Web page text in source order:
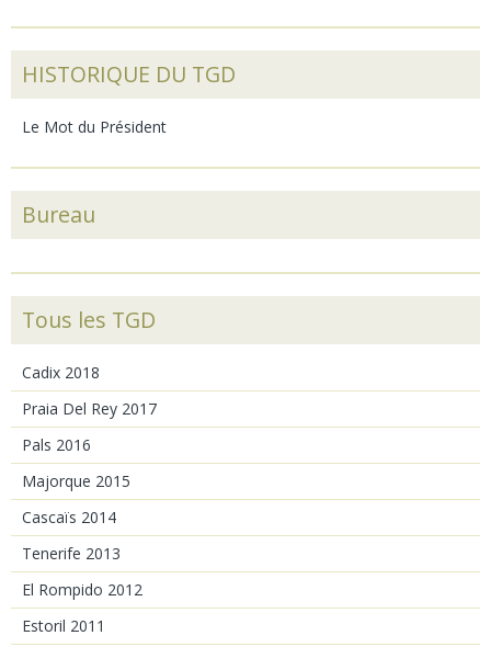
HISTORIQUE DU TGD
Le Mot du Président
Bureau
Tous les TGD
Cadix 2018
Praia Del Rey 2017
Pals 2016
Majorque 2015
Cascaïs 2014
Tenerife 2013
El Rompido 2012
Estoril 2011